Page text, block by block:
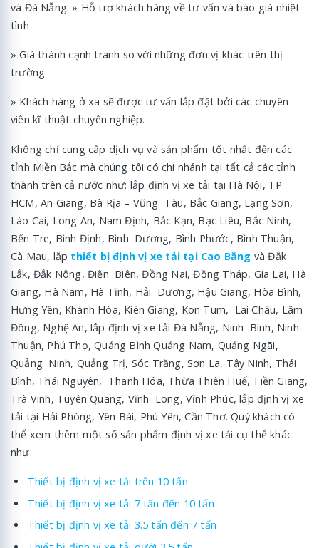
và Đà Nẵng. » Hỗ trợ khách hàng về tư vấn và báo giá nhiệt
tình
» Giá thành cạnh tranh so với những đơn vị khác trên thị
trường.
» Khách hàng ở xa sẽ được tư vấn lắp đặt bởi các chuyên
viên kĩ thuật chuyên nghiệp.
Không chỉ cung cấp dịch vụ và sản phẩm tốt nhất đến các
tỉnh Miền Bắc mà chúng tôi có chi nhánh tại tất cả các tỉnh
thành trên cả nước như: lắp định vị xe tải tại Hà Nội, TP
HCM, An Giang, Bà Rịa – Vũng Tàu, Bắc Giang, Lạng Sơn,
Lào Cai, Long An, Nam Định, Bắc Kạn, Bạc Liêu, Bắc Ninh,
Bến Tre, Bình Định, Bình Dương, Bình Phước, Bình Thuận,
Cà Mau, lắp thiết bị định vị xe tải tại Cao Bằng và Đắk
Lắk, Đắk Nông, Điện Biên, Đồng Nai, Đồng Tháp, Gia Lai, Hà
Giang, Hà Nam, Hà Tĩnh, Hải Dương, Hậu Giang, Hòa Bình,
Hưng Yên, Khánh Hòa, Kiên Giang, Kon Tum, Lai Châu, Lâm
Đồng, Nghệ An, lắp định vị xe tải Đà Nẵng, Ninh Bình, Ninh
Thuận, Phú Thọ, Quảng Bình Quảng Nam, Quảng Ngãi,
Quảng Ninh, Quảng Trị, Sóc Trăng, Sơn La, Tây Ninh, Thái
Bình, Thái Nguyên, Thanh Hóa, Thừa Thiên Huế, Tiền Giang,
Trà Vinh, Tuyên Quang, Vĩnh Long, Vĩnh Phúc, lắp định vị xe
tải tại Hải Phòng, Yên Bái, Phú Yên, Cần Thơ. Quý khách có
thể xem thêm một số sản phẩm định vị xe tải cụ thể khác
như:
Thiết bị định vị xe tải trên 10 tấn
Thiết bị định vị xe tải 7 tấn đến 10 tấn
Thiết bị định vị xe tải 3.5 tấn đến 7 tấn